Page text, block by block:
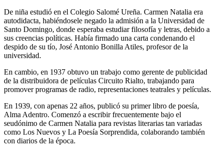
De niña estudió en el Colegio Salomé Ureña. Carmen Natalia era
autodidacta, habiéndosele negado la admisión a la Universidad de
Santo Domingo, donde esperaba estudiar filosofía y letras, debido a
sus creencias políticas. Había firmado una carta condenando el
despido de su tío, José Antonio Bonilla Atiles, profesor de la
universidad.
En cambio, en 1937 obtuvo un trabajo como gerente de publicidad
de la distribuidora de películas Circuito Rialto, trabajando para
promover programas de radio, representaciones teatrales y películas.
En 1939, con apenas 22 años, publicó su primer libro de poesía,
Alma Adentro. Comenzó a escribir frecuentemente bajo el
seudónimo de Carmen Natalia para revistas literarias tan variadas
como Los Nuevos y La Poesía Sorprendida, colaborando también
con diarios de la época.